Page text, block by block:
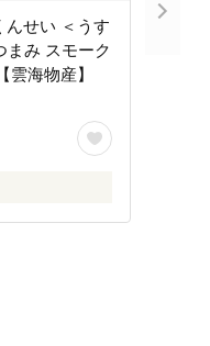
んせい ＜うす
まみ スモーク
雲海物産】